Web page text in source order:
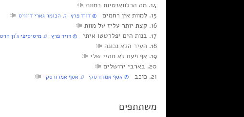
14. מה הרלוואנטיות במוות
15. למוות אין רחמים
© דויד פרץ ♫ הכומר גארי דיוויס
16. קצת יותר עליז על מוות
17. בנות הים יפלרטטו איתי
© דויד פרץ ♫ מיסיסיפי ג’ון הרט
18. העיר הלא נכונה
19. אף פעם לא תהיי שלי
20. בארבי ירושלים
21. כוכב
© אסף אמדורסקי ♫ אסף אמדורסקי
משתתפים